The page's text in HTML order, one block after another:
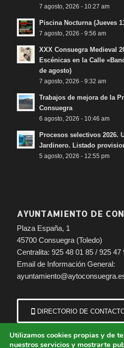
7 agosto, 2026 - 10:27 am
Piscina Nocturna (Jueves
7 agosto, 2026 - 9:56 am
XXX Consuegra Medieval
Escénicas en la Calle
de agosto)
7 agosto, 2026 - 9:32 am
Trabajos de mejora de la
Consuegra
6 agosto, 2026 - 10:46 am
Procesos selectivos 2026.
Jardinero. Listado
5 agosto, 2026 - 12:55 pm
AYUNTAMIENTO DE
Plaza España, 1
45700 Consuegra (Toledo)
Centralita: 925 48 01 85 / 925 47
Email de Información General:
DIRECTORIO DE
Utilizamos cookies propias y de
nuestros servicios y mostrarte